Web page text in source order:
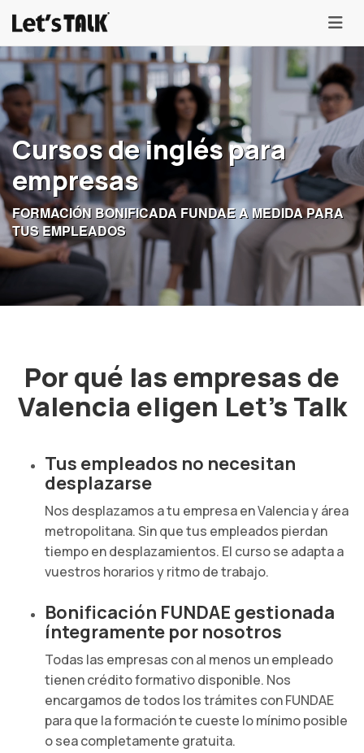
menu
Cursos de inglés para
empresas
FORMACIÓN BONIFICADA FUNDAE A MEDIDA PARA
TUS EMPLEADOS
Por qué las empresas de
Valencia eligen Let's Talk
Tus empleados no necesitan
desplazarse
Nos desplazamos a tu empresa en Valencia y área
metropolitana. Sin que tus empleados pierdan
tiempo en desplazamientos. El curso se adapta a
vuestros horarios y ritmo de trabajo.
Bonificación FUNDAE gestionada
íntegramente por nosotros
Todas las empresas con al menos un empleado
tienen crédito formativo disponible. Nos
encargamos de todos los trámites con FUNDAE
para que la formación te cueste lo mínimo posible
o sea completamente gratuita.